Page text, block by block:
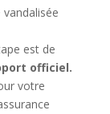
est de
officiel.
votre